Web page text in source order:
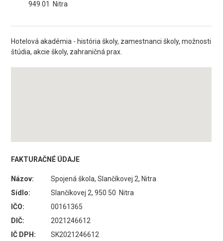
949 01
Nitra
Hotelová akadémia - história školy, zamestnanci školy, možnosti
štúdia, akcie školy, zahraničná prax.
FAKTURAČNÉ ÚDAJE
Názov:
Spojená škola, Slančíkovej 2, Nitra
Sídlo:
Slančíkovej 2, 950 50 Nitra
IČO:
00161365
DIČ:
2021246612
IČ DPH:
SK2021246612